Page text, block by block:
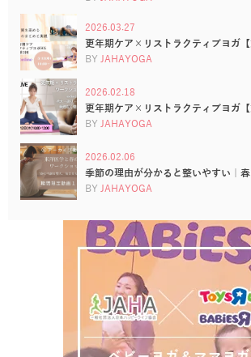
2026.03.27
更年期ケア×リストラクティブヨガ
BY JAHAYOGA
2026.02.18
更年期ケア×リストラクティブヨガ
BY JAHAYOGA
2026.02.06
季節の理由が分かると整いやすい｜
BY JAHAYOGA